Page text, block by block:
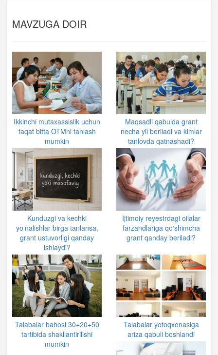
MAVZUGA DOIR
Ikkinchi mutaxassislik uchun
faqat bitta OTMni tanlash
mumkin
Maqsadli qabulda grant
necha yil beriladi va kimlar
tanlovda qatnashadi?
Kunduzgi va kechki
yo‘nalishlar birga tanlansa,
grant ustuvorligi qanday
ishlaydi?
Ijtimoiy reyestrdagi oilalar
farzandlariga qo‘shimcha
grant qanday beriladi?
Talabalar bahosi 30+20+50
tartibida shakllantirilishi
mumkin
Talabalar yotoqxonasiga
ariza qabuli boshlandi